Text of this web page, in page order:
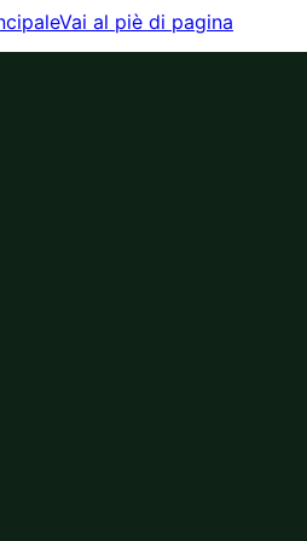
Vai al piè di pagina